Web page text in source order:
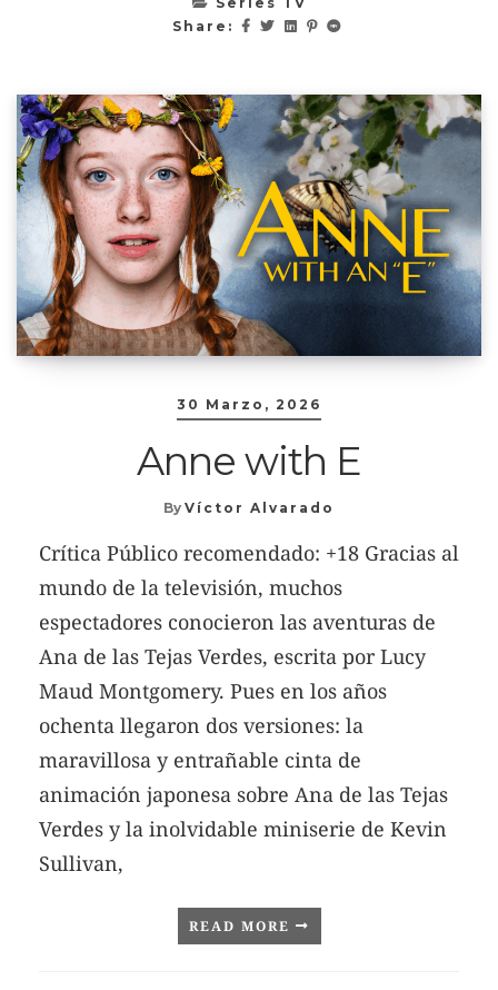
Share:
30 Marzo, 2026
Anne with E
By Víctor Alvarado
Crítica Público recomendado: +18 Gracias al
mundo de la televisión, muchos
espectadores conocieron las aventuras de
Ana de las Tejas Verdes, escrita por Lucy
Maud Montgomery. Pues en los años
ochenta llegaron dos versiones: la
maravillosa y entrañable cinta de
animación japonesa sobre Ana de las Tejas
Verdes y la inolvidable miniserie de Kevin
Sullivan,
READ MORE